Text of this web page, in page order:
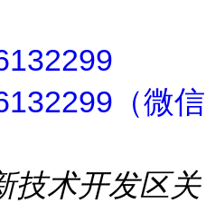
（微信
技术开发区关